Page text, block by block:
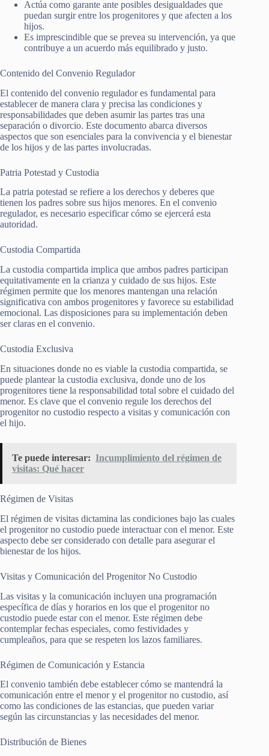
Actúa como garante ante posibles desigualdades que
puedan surgir entre los progenitores y que afecten a los
hijos.
Es imprescindible que se prevea su intervención, ya que
contribuye a un acuerdo más equilibrado y justo.
Contenido del Convenio Regulador
El contenido del convenio regulador es fundamental para
establecer de manera clara y precisa las condiciones y
responsabilidades que deben asumir las partes tras una
separación o divorcio. Este documento abarca diversos
aspectos que son esenciales para la convivencia y el bienestar
de los hijos y de las partes involucradas.
Patria Potestad y Custodia
La patria potestad se refiere a los derechos y deberes que
tienen los padres sobre sus hijos menores. En el convenio
regulador, es necesario especificar cómo se ejercerá esta
autoridad.
Custodia Compartida
La custodia compartida implica que ambos padres participan
equitativamente en la crianza y cuidado de sus hijos. Este
régimen permite que los menores mantengan una relación
significativa con ambos progenitores y favorece su estabilidad
emocional. Las disposiciones para su implementación deben
ser claras en el convenio.
Custodia Exclusiva
En situaciones donde no es viable la custodia compartida, se
puede plantear la custodia exclusiva, donde uno de los
progenitores tiene la responsabilidad total sobre el cuidado del
menor. Es clave que el convenio regule los derechos del
progenitor no custodio respecto a visitas y comunicación con
el hijo.
Te puede interesar: Incumplimiento del régimen de
visitas: Qué hacer
Régimen de Visitas
El régimen de visitas dictamina las condiciones bajo las cuales
el progenitor no custodio puede interactuar con el menor. Este
aspecto debe ser considerado con detalle para asegurar el
bienestar de los hijos.
Visitas y Comunicación del Progenitor No Custodio
Las visitas y la comunicación incluyen una programación
específica de días y horarios en los que el progenitor no
custodio puede estar con el menor. Este régimen debe
contemplar fechas especiales, como festividades y
cumpleaños, para que se respeten los lazos familiares.
Régimen de Comunicación y Estancia
El convenio también debe establecer cómo se mantendrá la
comunicación entre el menor y el progenitor no custodio, así
como las condiciones de las estancias, que pueden variar
según las circunstancias y las necesidades del menor.
Distribución de Bienes